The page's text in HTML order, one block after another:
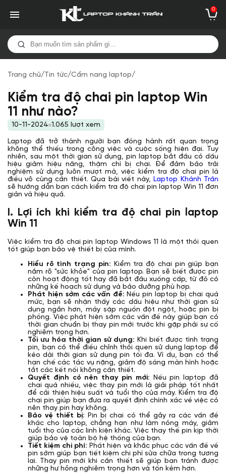
0
Trang chủ/Tin tức/Cẩm nang laptop/
Kiểm tra độ chai pin laptop Win
11 như nào?
10-11-2024 1.065 lượt xem
Laptop đã trở thành người bạn đồng hành rất quan trọng
không thể thiếu trong công việc và cuộc sống hiện đại. Tuy
nhiên, sau một thời gian sử dụng, pin laptop bắt đầu có dấu
hiệu giảm hiệu năng, thậm chí bị chai. Để đảm bảo trải
nghiệm sử dụng luôn mượt mà, việc kiểm tra độ chai pin là
điều vô cùng cần thiết. Qua bài viết này,Laptop Khánh Trần
sẽ hướng dẫn bạn cách kiểm tra độ chai pin laptop Win 11 đơn
giản và hiệu quả.
I. Lợi ích khi kiểm tra độ chai pin laptop
Win 11
Việc kiểm tra độ chai pin laptop Windows 11 là một thói quen
tốt giúp bạn bảo vệ thiết bị của mình.
Hiểu rõ tình trạng pin: Kiểm tra độ chai pin giúp bạn
nắm rõ "sức khỏe" của pin laptop. Bạn sẽ biết được pin
còn hoạt động tốt hay đã bắt đầu xuống cấp, từ đó có
những kế hoạch sử dụng và bảo dưỡng phù hợp.
Phát hiện sớm các vấn đề: Nếu pin laptop bị chai quá
mức, bạn sẽ nhận thấy các dấu hiệu như thời gian sử
dụng ngắn hơn, máy sập nguồn đột ngột, hoặc pin bị
phồng. Việc phát hiện sớm các vấn đề này giúp bạn có
thời gian chuẩn bị thay pin mới trước khi gặp phải sự cố
nghiêm trọng hơn.
Tối ưu hóa thời gian sử dụng: Khi biết được tình trạng
pin, bạn có thể điều chỉnh thói quen sử dụng laptop để
kéo dài thời gian sử dụng pin tối đa. Ví dụ, bạn có thể
hạn chế các tác vụ nặng, giảm độ sáng màn hình hoặc
tắt các kết nối không cần thiết.
Quyết định có nên thay pin mới:
Nếu pin laptop đã
chai quá nhiều, việc thay pin mới là giải pháp tốt nhất
để cải thiện hiệu suất và tuổi thọ của máy. Kiểm tra độ
chai pin giúp bạn đưa ra quyết định chính xác về việc có
nên thay pin hay không.
Bảo vệ thiết bị: Pin bị chai có thể gây ra các vấn đề
khác cho laptop, chẳng hạn như làm nóng máy, giảm
tuổi thọ của các linh kiện khác. Việc thay thế pin kịp thời
giúp bảo vệ toàn bộ hệ thống của bạn.
Tiết kiệm chi phí: Phát hiện và khắc phục các vấn đề về
pin sớm giúp bạn tiết kiệm chi phí sửa chữa trong tương
lai. Thay pin mới khi cần thiết sẽ giúp bạn tránh được
những hư hỏng nghiêm trọng hơn và tốn kém hơn.